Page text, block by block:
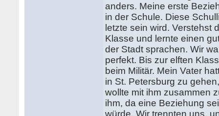
anders. Meine erste
in der Schule. Diese
letzte sein wird. Verstehst
Klasse und lernte einen
der Stadt sprachen. Wir
perfekt. Bis zur elften
beim Militär. Mein Vater
in St. Petersburg zu
wollte mit ihm zusammen
ihm, da eine Beziehung
würde. Wir trennten uns,